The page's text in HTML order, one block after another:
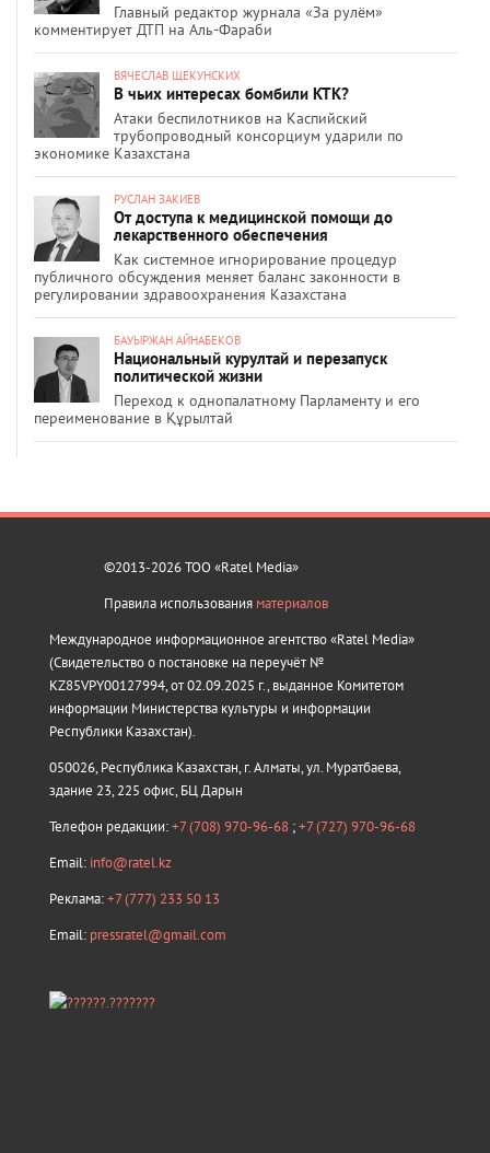
Главный редактор журнала «За рулём»
комментирует ДТП на Аль-Фараби
ВЯЧЕСЛАВ ЩЕКУНСКИХ
В чьих интересах бомбили КТК?
Атаки беспилотников на Каспийский
трубопроводный консорциум ударили по
экономике Казахстана
РУСЛАН ЗАКИЕВ
От доступа к медицинской помощи до
лекарственного обеспечения
Как системное игнорирование процедур
публичного обсуждения меняет баланс законности в
регулировании здравоохранения Казахстана
БАУЫРЖАН АЙНАБЕКОВ
Национальный курултай и перезапуск
политической жизни
Переход к однопалатному Парламенту и его
переименование в Құрылтай
©2013-2026 ТОО «Ratel Media»
Правила использования материалов
Международное информационное агентство «Ratel Media»
(Свидетельство о постановке на переучёт №
KZ85VPY00127994, от 02.09.2025 г., выданное Комитетом
информации Министерства культуры и информации
Республики Казахстан).
050026, Республика Казахстан, г. Алматы, ул. Муратбаева,
здание 23, 225 офис, БЦ Дарын
Телефон редакции:+7 (708) 970-96-68 ;+7 (727) 970-96-68
Email: info@ratel.kz
Реклама:+7 (777) 233 50 13
Email: pressratel@gmail.com